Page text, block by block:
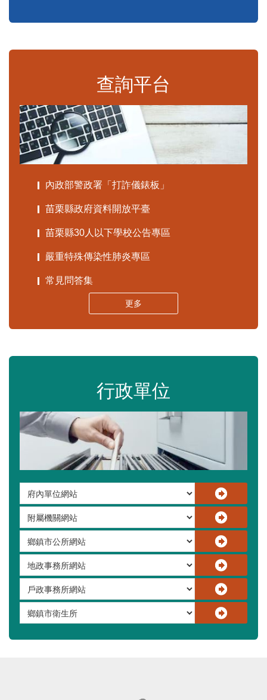
查詢平台
內政部警政署「打詐儀錶板」
苗栗縣政府資料開放平臺
苗栗縣30人以下學校公告專區
嚴重特殊傳染性肺炎專區
常見問答集
更多
行政單位